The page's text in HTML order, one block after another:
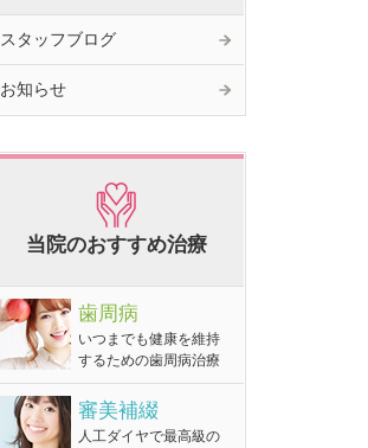
スタッフブログ
お知らせ
当院のおすすめ治療
歯周病
いつまでも健康を維持
するための歯周病治療
審美補綴
人工ダイヤで最高級の